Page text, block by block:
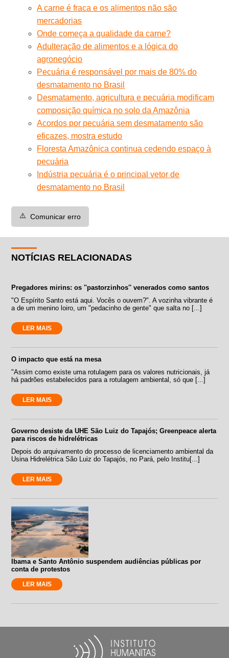
A carne é fraca e os alimentos não são
mercadorias
Onde começa a qualidade da carne?
Adulteração de alimentos e a lógica do
agronegócio
Pecuária é responsável por mais de 80% do
desmatamento no Brasil
Desmatamento, agricultura e pecuária modificam
composição química no solo da Amazônia
Acordos por pecuária sem desmatamento são
eficazes, mostra estudo
Floresta Amazônica continua cedendo espaço à
pecuária
Indústria pecuária é o principal vetor de
desmatamento no Brasil
⚠️ Comunicar erro
NOTÍCIAS RELACIONADAS
Pregadores mirins: os ''pastorzinhos'' venerados como santos
"O Espírito Santo está aqui. Vocês o ouvem?". A vozinha vibrante é
a de um menino loiro, um "pedacinho de gente" que salta no [...]
LER MAIS
O impacto que está na mesa
"Assim como existe uma rotulagem para os valores nutricionais, já
há padrões estabelecidos para a rotulagem ambiental, só que [...]
LER MAIS
Governo desiste da UHE São Luiz do Tapajós; Greenpeace alerta
para riscos de hidrelétricas
Depois do arquivamento do processo de licenciamento ambiental da
Usina Hidrelétrica São Luiz do Tapajós, no Pará, pelo Institu[...]
LER MAIS
Ibama e Santo Antônio suspendem audiências públicas por
conta de protestos
LER MAIS